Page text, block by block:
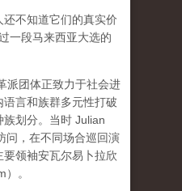
不知道它们的真实价
一段马来西亚大选的
派团体正致力于社会进
言和族群多元性打破
划分。当时 Julian
问，在不同场合巡回演
领袖安瓦尔易卜拉欣
。